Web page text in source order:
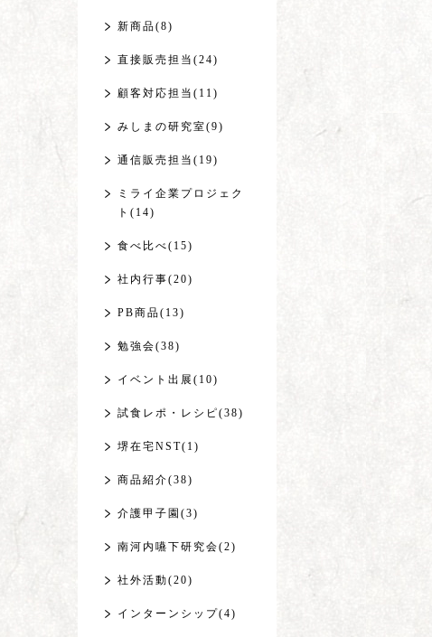
新商品(8)
直接販売担当(24)
顧客対応担当(11)
みしまの研究室(9)
通信販売担当(19)
ミライ企業プロジェク
ト(14)
食べ比べ(15)
社内行事(20)
PB商品(13)
勉強会(38)
イベント出展(10)
試食レポ・レシピ(38)
堺在宅NST(1)
商品紹介(38)
介護甲子園(3)
南河内嚥下研究会(2)
社外活動(20)
インターンシップ(4)